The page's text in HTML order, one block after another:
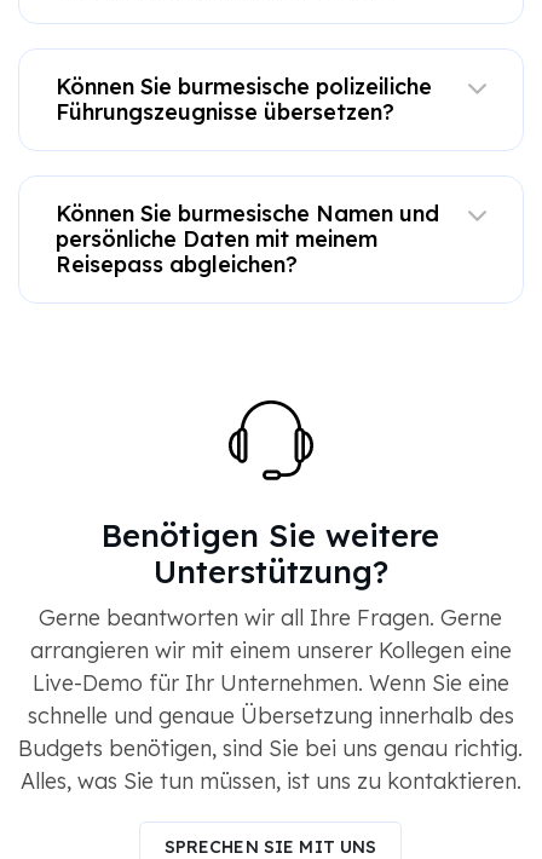
Können Sie burmesische polizeiliche
Führungszeugnisse übersetzen?
Können Sie burmesische Namen und
persönliche Daten mit meinem
Reisepass abgleichen?
Benötigen Sie weitere
Unterstützung?
Gerne beantworten wir all Ihre Fragen. Gerne
arrangieren wir mit einem unserer Kollegen eine
Live-Demo für Ihr Unternehmen. Wenn Sie eine
schnelle und genaue Übersetzung innerhalb des
Budgets benötigen, sind Sie bei uns genau richtig.
Alles, was Sie tun müssen, ist uns zu kontaktieren.
SPRECHEN SIE MIT UNS